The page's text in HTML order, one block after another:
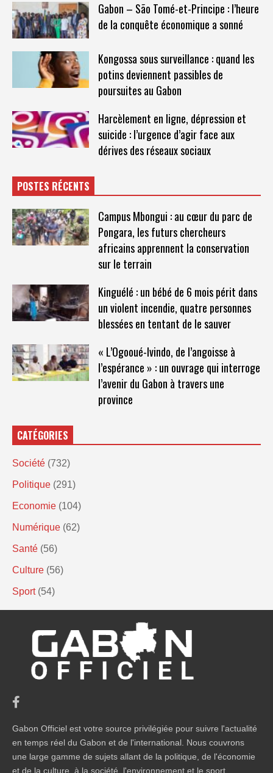
Gabon – São Tomé-et-Principe : l’heure
de la conquête économique a sonné
Kongossa sous surveillance : quand les
potins deviennent passibles de
poursuites au Gabon
Harcèlement en ligne, dépression et
suicide : l’urgence d’agir face aux
dérives des réseaux sociaux
POSTES RÉCENTS
Campus Mbongui : au cœur du parc de
Pongara, les futurs chercheurs
africains apprennent la conservation
sur le terrain
Kinguélé : un bébé de 6 mois périt dans
un violent incendie, quatre personnes
blessées en tentant de le sauver
« L’Ogooué-Ivindo, de l’angoisse à
l’espérance » : un ouvrage qui interroge
l’avenir du Gabon à travers une
province
CATÉGORIES
Société (732)
Politique (291)
Economie (104)
Numérique (62)
Santé (56)
Culture (56)
Sport (54)
Gabon Officiel est votre source privilégiée pour suivre l'actualité
en temps réel du Gabon et de l'international. Nous couvrons
une large gamme de sujets allant de la politique, de l'économie
et de la culture, à la société, l'environnement et le sport.